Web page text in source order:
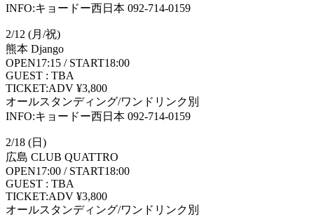
INFO:キョードー西日本 092-714-0159
2/12 (月/祝)
熊本 Django
OPEN17:15 / START18:00
GUEST : TBA
TICKET:ADV ¥3,800
オールスタンディング/ワンドリンク別
INFO:キョードー西日本 092-714-0159
2/18 (日)
広島 CLUB QUATTRO
OPEN17:00 / START18:00
GUEST : TBA
TICKET:ADV ¥3,800
オールスタンディング/ワンドリンク別